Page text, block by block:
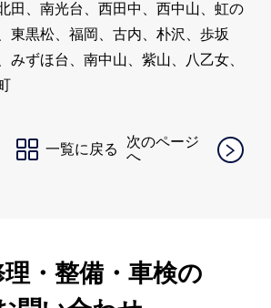
田、南光台、西田中、西中山、虹の
東黒松、福岡、古内、朴沢、歩坂
みずほ台、南中山、紫山、八乙女、
一覧に戻る
次のページ
へ
・整備・車検の